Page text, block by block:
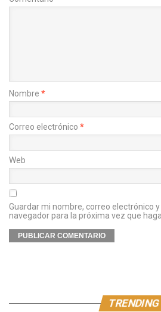
Nombre *
Correo electrónico *
Web
Guardar mi nombre, correo electrónico
navegador para la próxima vez que
TRENDING